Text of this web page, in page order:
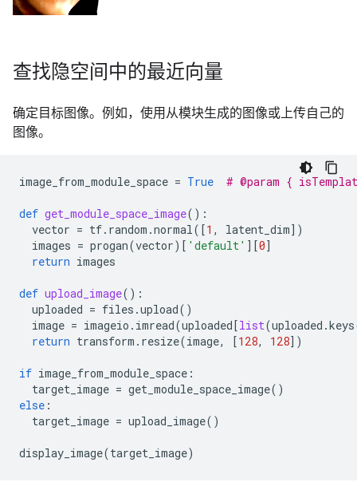
查找隐空间中的最近向量
确定目标图像。例如，使用从模块生成的图像或上传自己的
图像。
image_from_module_space = True # @param {
def get_module_space_image():
vector = tf. random .normal([1 , latent_dim])
images = progan(vector)[ 'default' ][0]
return images
def upload_image():
uploaded = files .upload()
image = imageio . imread(uploaded[list(uploaded .keys
return transform . resize(image, [128, 128])
if image_from_module_space :
target_image = get_module_space_image()
else :
target_image = upload_image()
display_image(target_image)